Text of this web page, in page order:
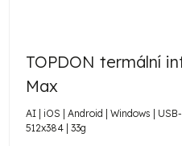
TOPDON termální
Max
AI | iOS | Android | Windows |
512x384 | 33g